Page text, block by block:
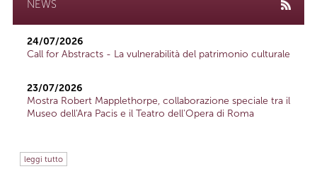
NEWS
24/07/2026
Call for Abstracts - La vulnerabilità del patrimonio culturale
23/07/2026
Mostra Robert Mapplethorpe, collaborazione speciale tra il
Museo dell'Ara Pacis e il Teatro dell'Opera di Roma
leggi tutto